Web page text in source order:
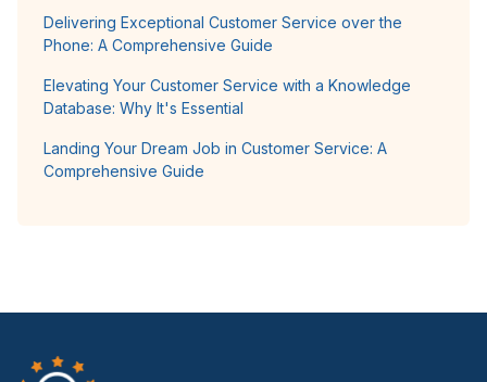
Delivering Exceptional Customer Service over the
Phone: A Comprehensive Guide
Elevating Your Customer Service with a Knowledge
Database: Why It's Essential
Landing Your Dream Job in Customer Service: A
Comprehensive Guide